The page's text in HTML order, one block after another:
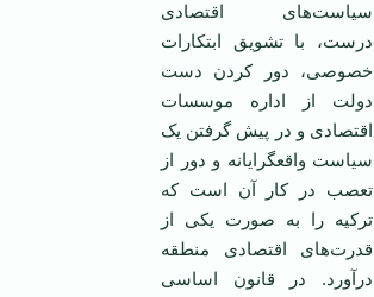
سیاست‌های اقتصادی
درست، با تشویق ابتکارات
خصوصی، دور کردن دست
دولت از اداره موسسات
اقتصادی و در پیش گرفتن یک
سیاست واقعگرایانه و دور از
تعصب در کار آن است که
ترکیه را به صورت یکی از
قدرت‌های اقتصادی منطقه
درآورد. در قانون اساسی